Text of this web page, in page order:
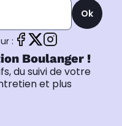
Ok
:
Boulanger !
du suivi de votre
et plus